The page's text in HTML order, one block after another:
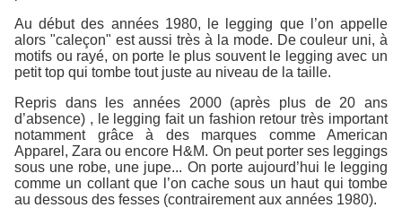
Au début des années 1980, le legging que l’on appelle
alors "caleçon" est aussi très à la mode. De couleur uni, à
motifs ou rayé, on porte le plus souvent le legging avec un
petit top qui tombe tout juste au niveau de la taille.
Repris dans les années 2000 (après plus de 20 ans
d’absence) , le legging fait un fashion retour très important
notamment grâce à des marques comme American
Apparel, Zara ou encore H&M. On peut porter ses leggings
sous une robe, une jupe... On porte aujourd’hui le legging
comme un collant que l’on cache sous un haut qui tombe
au dessous des fesses (contrairement aux années 1980).